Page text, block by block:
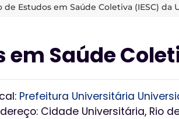
Estudos em Saúde Coletiva (IESC) da
Saúde
Prefeitura Universitária
Cidade Universitária, Rio